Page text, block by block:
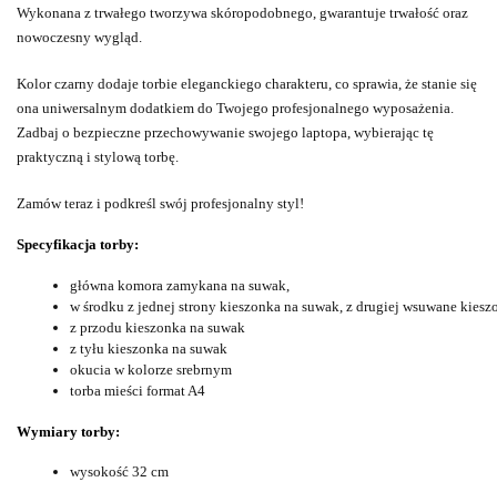
Wykonana z trwałego tworzywa skóropodobnego, gwarantuje trwałość oraz
nowoczesny wygląd.
Kolor czarny dodaje torbie eleganckiego charakteru, co sprawia, że stanie się
ona uniwersalnym dodatkiem do Twojego profesjonalnego wyposażenia.
Zadbaj o bezpieczne przechowywanie swojego laptopa, wybierając tę
praktyczną i stylową torbę.
Zamów teraz i podkreśl swój profesjonalny styl!
Specyfikacja torby:
główna komora zamykana na suwak,
w środku z jednej strony kieszonka na suwak, z drugiej wsuwane
z przodu kieszonka na suwak
z tyłu kieszonka na suwak
okucia w kolorze srebrnym
torba mieści format A4
Wymiary torby:
wysokość 32 cm